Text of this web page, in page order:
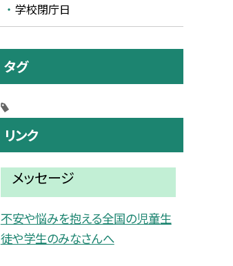
学校閉庁日
タグ
リンク
メッセージ
不安や悩みを抱える全国の児童生
徒や学生のみなさんへ